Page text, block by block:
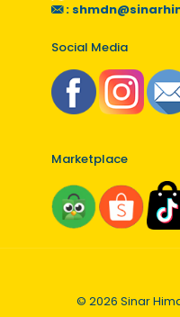
:
Social Media
Marketplace
© 2026 Sinar